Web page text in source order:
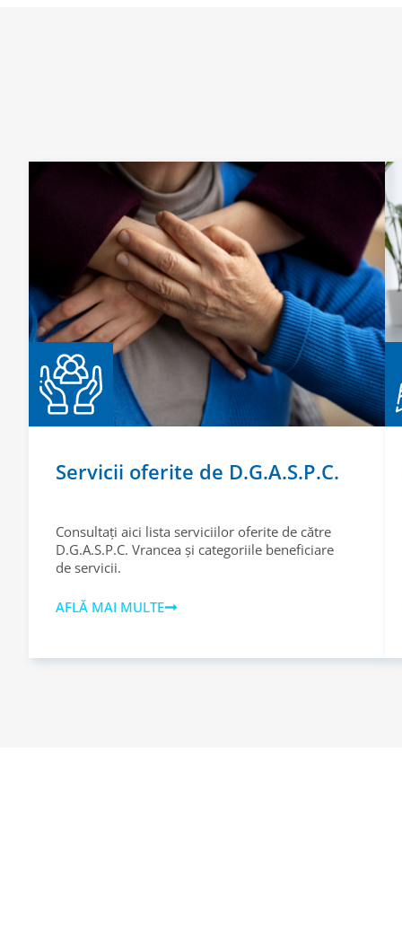
Servicii oferite de D.G.A.S.P.C.
Consultați aici lista serviciilor oferite de către
D.G.A.S.P.C. Vrancea și categoriile beneficiare
de servicii.
AFLĂ MAI MULTE